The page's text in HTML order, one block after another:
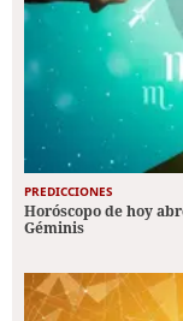
PREDICCIONES
Horóscopo de hoy
Géminis